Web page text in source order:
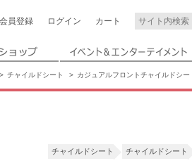
会員登録 ログイン カート
チャイルドシート カジュアルフロントチャイルドシー
チャイルドシート チャイルドシート